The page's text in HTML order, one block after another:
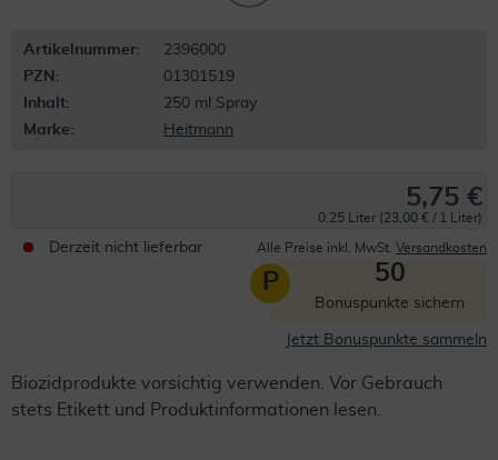
Artikelnummer:
2396000
PZN:
01301519
Inhalt:
250 ml Spray
Marke:
Heitmann
5,75 €
0.25 Liter (23,00 € / 1 Liter)
Derzeit nicht lieferbar Alle Preise inkl. MwSt. Versandkosten
P 50
Bonuspunkte sichern
Jetzt Bonuspunkte sammeln
Biozidprodukte vorsichtig verwenden. Vor Gebrauch
stets Etikett und Produktinformationen lesen.